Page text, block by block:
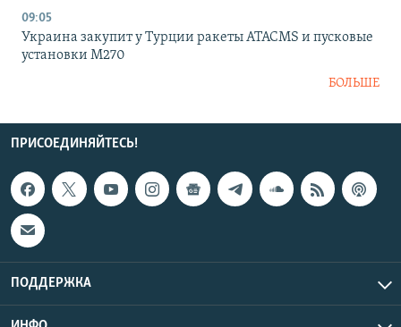
09:05
Украина закупит у Турции ракеты ATACMS и пусковые
установки M270
БОЛЬШЕ
ПРИСОЕДИНЯЙТЕСЬ!
ПОДДЕРЖКА